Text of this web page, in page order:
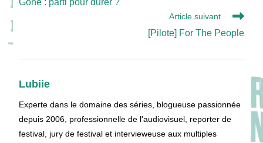
articles
Gone : parti pour durer ?
Article suivant
[Pilote] For The People
Lubiie
Experte dans le domaine des séries, blogueuse passionnée
depuis 2006, professionnelle de l'audiovisuel, reporter de
festival, jury de festival et intervieweuse aux multiples